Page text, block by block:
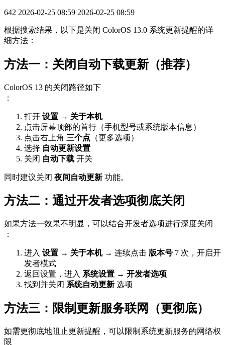
642 2026-02-25 08:59 2026-02-25 08:59
根据搜索结果，以下是关闭 ColorOS 13.0 系统更新提醒的详
细方法：
方法一：关闭自动下载更新（推荐）
ColorOS 13 的关闭路径如下
：
打开 设置 → 关于本机
点击屏幕顶部的首行（手机型号或系统版本信息）
点击右上角 三个点 （更多选项）
选择 自动更新设置
关闭 自动下载 开关
同时建议关闭 夜间自动更新 功能。
方法二：通过开发者选项彻底关闭
如果方法一效果不明显，可以结合开发者选项进行深度关闭
：
进入 设置 → 关于本机→ 连续点击 版本号 7 次，开启开
发者模式
返回设置，进入 系统设置 → 开发者选项
找到并关闭 系统自动更新 选项
方法三：限制更新服务联网（更彻底）
如需更彻底地阻止更新提醒，可以限制系统更新服务的网络权
限